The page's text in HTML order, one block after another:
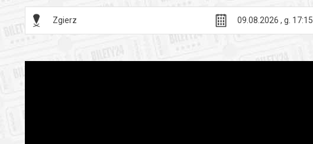
Zgierz 09.08.2026 , g. 17:15